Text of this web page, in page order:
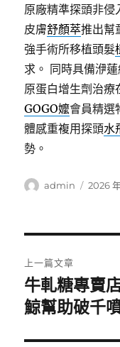
原廠精準探頭非侵
皮膚舒顏萃推出幫
強手術所移植頭髮
求。 同時具備洢
原蛋白增生劑治療
GOGO嬤會員精選
體感重複用探頭水
勢。
作
admin
發
2026
章
導
覽
上一篇文章
上
一
文
牛軋糖專賣
鯨幫助破千